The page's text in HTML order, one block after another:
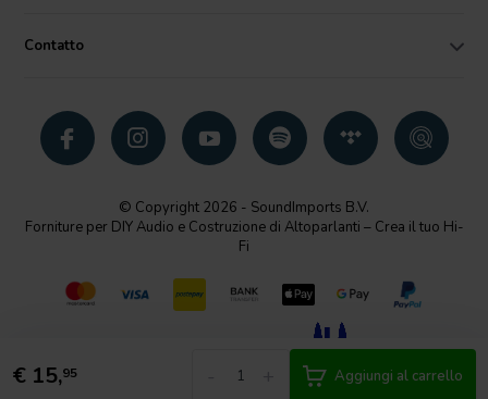
€ 15,95 Aggiungi al carrello
Contatto
© Copyright 2026 - SoundImports B.V.
Forniture per DIY Audio e Costruzione di Altoparlanti – Crea il tuo Hi-
Fi